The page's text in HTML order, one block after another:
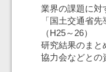
業界の課題に対
「国土交通省
（H25～26）
研究結果のまと
協力会などとの